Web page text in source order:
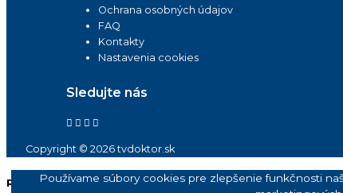
Ochrana osobných údajov
FAQ
Kontakty
Nastavenia cookies
Sledujte nás
Copyright © 2026 tvdoktor.sk
ReklamaPoužívame súbory cookies pre zlepšenie funkčnosti